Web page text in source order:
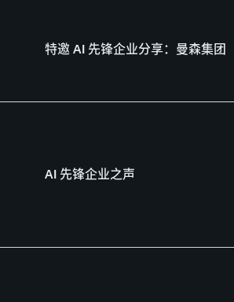
特邀 AI 先锋企业分享：曼森集团
AI 先锋企业之声